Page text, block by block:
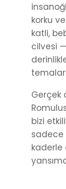
korku
katli,
cilvesi
Gerçek
bizi
sadece